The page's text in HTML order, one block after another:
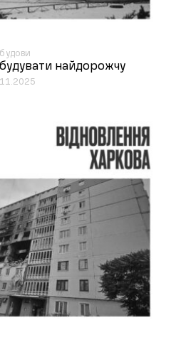
найдорожчу